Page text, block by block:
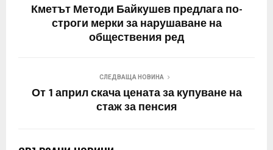
Кметът Методи Байкушев предлага по-
строги мерки за нарушаване на
обществения ред
СЛЕДВАЩА НОВИНА
От 1 април скача цената за купуване на
стаж за пенсия